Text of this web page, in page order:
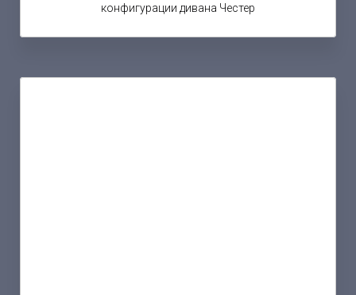
конфигурации дивана Честер